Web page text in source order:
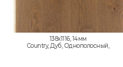
138x1116, 14мм
Country, Дуб, Однополосный,